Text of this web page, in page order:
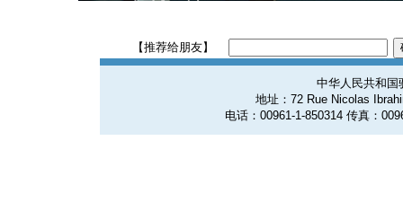
【推荐给朋友】
中华人民共和国
地址：72 Rue Nicolas
电话：00961-1-850314 传真：